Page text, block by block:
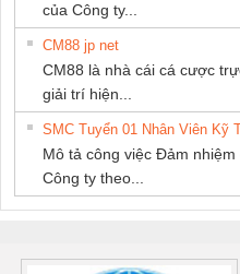
của Công ty...
CM88 jp net
CM88 là nhà cái cá cược
giải trí hiện...
SMC Tuyển 01 Nhân Viên Kỹ
Mô tả công việc Đảm
Công ty theo...